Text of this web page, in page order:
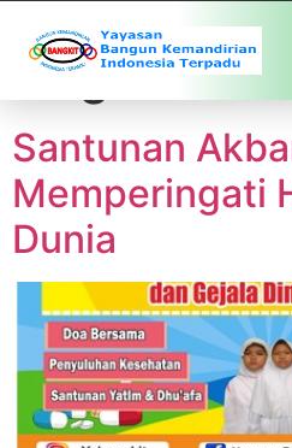
Tag:
Santunan
Memperingati
Dunia